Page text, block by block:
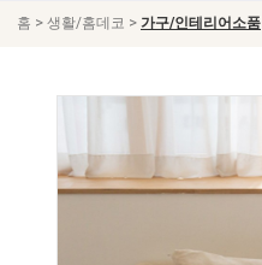
홈 > 생활/홈데코 > 가구/인테리어소품